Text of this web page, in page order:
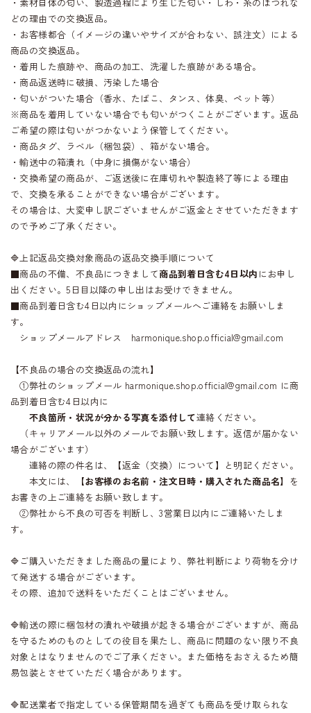
どの理由での交換返品。
・お客様都合（イメージの違いやサイズが合わない、誤注文）による
商品の交換返品。
・着用した痕跡や、商品の加工、洗濯した痕跡がある場合。
・商品返送時に破損、汚染した場合
・匂いがついた場合（香水、たばこ、タンス、体臭、ペット等）
※商品を着用していない場合でも匂いがつくことがございます。返品
ご希望の際は匂いがつかないよう保管してください。
・商品タグ、ラベル（梱包袋）、箱がない場合。
・輸送中の箱潰れ（中身に損傷がない場合）
・交換希望の商品が、ご返送後に在庫切れや製造終了等による理由
で、交換を承ることができない場合がございます。
その場合は、大変申し訳ございませんがご返金とさせていただきます
ので予めご了承ください。
🔷上記返品交換対象商品の返品交換手順について
■商品の不備、不良品につきまして商品到着日含む4日以内 にお申し
出ください。5日目以降の申し出はお受けできません。
■商品到着日含む4日以内にショップメールへご連絡をお願いしま
す。
ショップメールアドレス harmonique.shop.official@gmail.com
【不良品の場合の交換返品の流れ】
①弊社のショップメール harmonique.shop.official@gmail.com に商
品到着日含む4日以内に
不良箇所・状況が分かる写真を添付して連絡ください。
（キャリアメール以外のメールでお願い致します。返信が届かない
場合がございます）
連絡の際の件名は、【返金（交換）について】と明記ください。
本文には、
【お客様のお名前・注文日時・購入された商品名】 を
お書きの上ご連絡をお願い致します。
②弊社から不良の可否を判断し、3営業日以内にご連絡いたしま
す。
🔷ご購入いただきました商品の量により、弊社判断により荷物を分け
て発送する場合がございます。
その際、追加で送料をいただくことはございません。
🔷輸送の際に梱包材の潰れや破損が起きる場合がございますが、商品
を守るためのものとしての役目を果たし、商品に問題のない限り不良
対象とはなりませんのでご了承ください。また価格をおさえるため簡
易包装とさせていただく場合があります。
🔷配送業者で指定している保管期間を過ぎても商品を受け取られな